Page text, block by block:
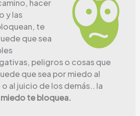
hacer
y las
te
que sea
peligros o cosas que
que sea por miedo al
al juicio de los demás.. la
te bloquea.